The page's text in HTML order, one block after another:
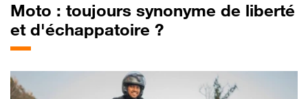
Moto : toujours synonyme de liberté
et d'échappatoire ?